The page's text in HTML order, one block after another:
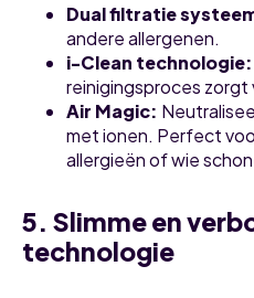
Dual filtratie
andere allergenen.
i-Clean technologie:
reinigingsproces zorgt
Air Magic:
met ionen. Perfect
allergieën of wie
5. Slimme en
technologie